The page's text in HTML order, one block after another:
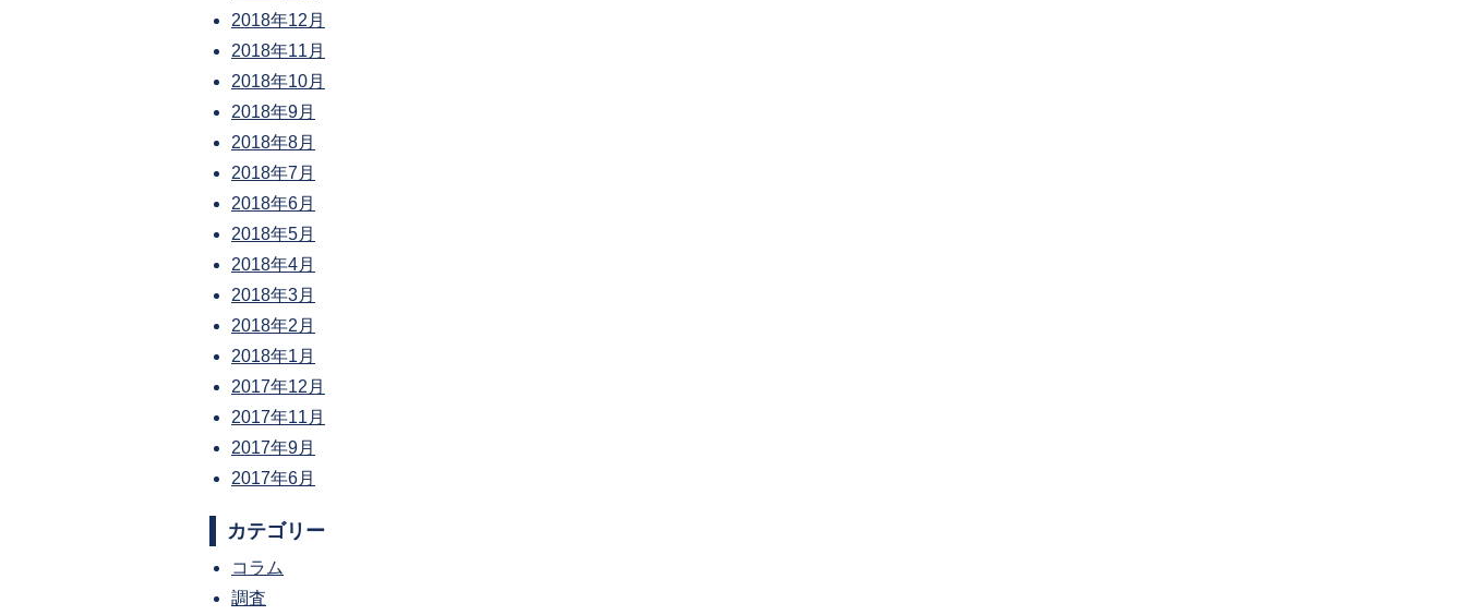
2018年12月
2018年11月
2018年10月
2018年9月
2018年8月
2018年7月
2018年6月
2018年5月
2018年4月
2018年3月
2018年2月
2018年1月
2017年12月
2017年11月
2017年9月
2017年6月
カテゴリー
コラム
調査